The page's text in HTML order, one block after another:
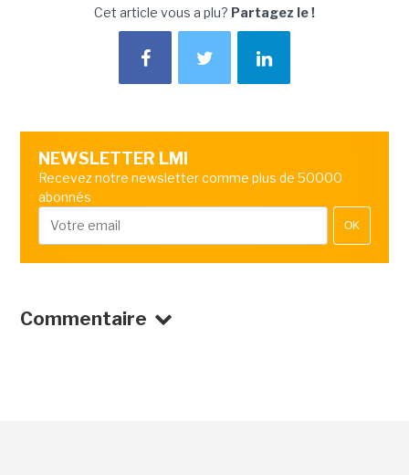
Cet article vous a plu? Partagez le !
NEWSLETTER LMI
Recevez notre newsletter comme plus de 50000
abonnés
OK
Commentaire